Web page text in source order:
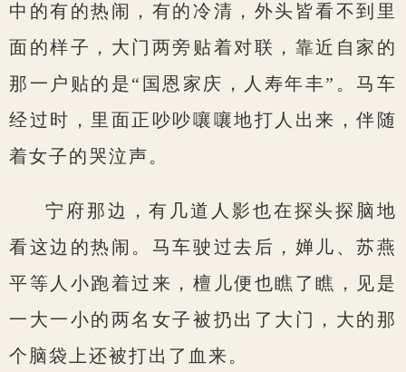
中的有的热闹，有的冷清，外头皆看不到里
面的样子，大门两旁贴着对联，靠近自家的
那一户贴的是“国恩家庆，人寿年丰”。马车
经过时，里面正吵吵嚷嚷地打人出来，伴随
着女子的哭泣声。
宁府那边，有几道人影也在探头探脑地
看这边的热闹。马车驶过去后，婵儿、苏燕
平等人小跑着过来，檀儿便也瞧了瞧，见是
一大一小的两名女子被扔出了大门，大的那
个脑袋上还被打出了血来。